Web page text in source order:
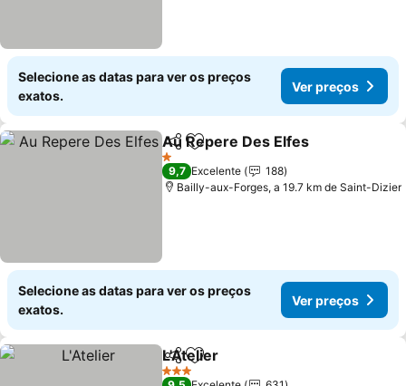
Selecione as datas para ver os preços
exatos.
Ver preços
PartilharAdicionar aos favoritos
Au Repere Des Elfes
1 Estrelas
9,7 Excelente
188
Bailly-aux-Forges, a 19.7 km de Saint-Dizier
Selecione as datas para ver os preços
exatos.
Ver preços
PartilharAdicionar aos favoritos
L'Atelier
3 Estrelas